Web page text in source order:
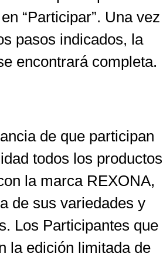
“Participar”. Una vez
pasos indicados, la
encontrará completa.
de que participan
todos los productos
la marca REXONA,
de sus variedades y
Los Participantes que
la edición limitada de